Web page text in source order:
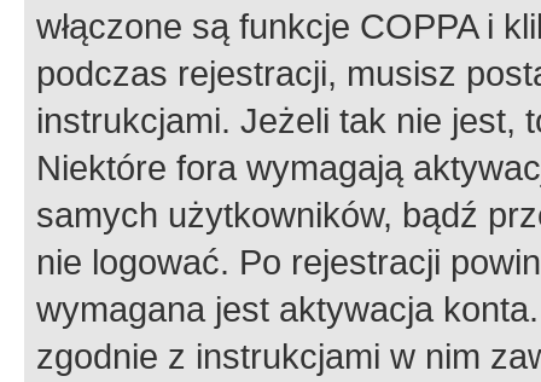
włączone są funkcje COPPA i
podczas rejestracji, musisz
instrukcjami. Jeżeli tak nie jest,
Niektóre fora wymagają
samych użytkowników, bądź
nie logować. Po rejestracji
wymagana jest aktywacja
zgodnie z instrukcjami w nim